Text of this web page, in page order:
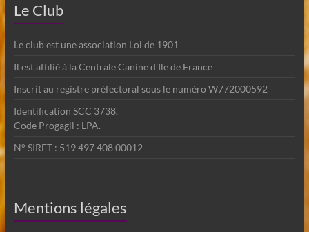
Le Club
Le club est une association Loi de 1901
Il est affilié à la Centrale Canine d'Ile de France
Inscrit au registre préfectoral sous le numéro W772000592
Identification SCC 3738.
Code Progagil : LPA.
N° SIRET : 519 497 408 00012
Mentions légales